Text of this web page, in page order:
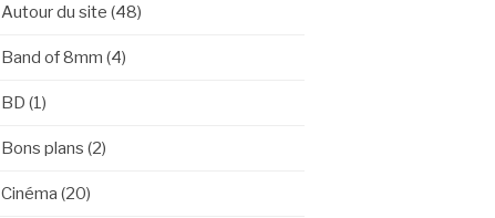
Autour du site (48)
Band of 8mm (4)
BD (1)
Bons plans (2)
Cinéma (20)